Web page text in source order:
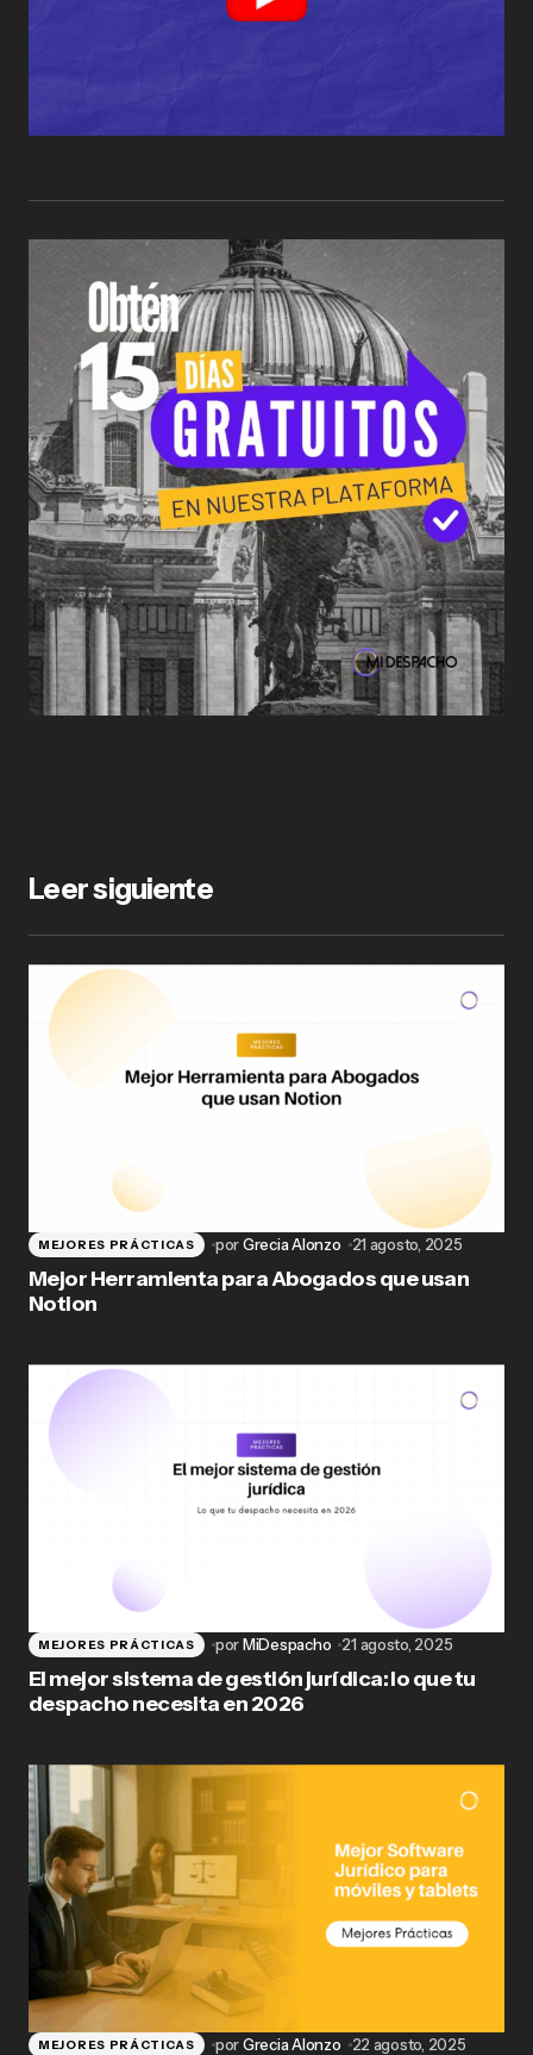
Leer siguiente
MEJORES PRÁCTICAS porGrecia Alonzo 21 agosto, 2025
Mejor Herramienta para Abogados que usan
Notion
MEJORES PRÁCTICAS porMiDespacho 21 agosto, 2025
El mejor sistema de gestión jurídica: lo que tu
despacho necesita en 2026
MEJORES PRÁCTICAS porGrecia Alonzo 22 agosto, 2025